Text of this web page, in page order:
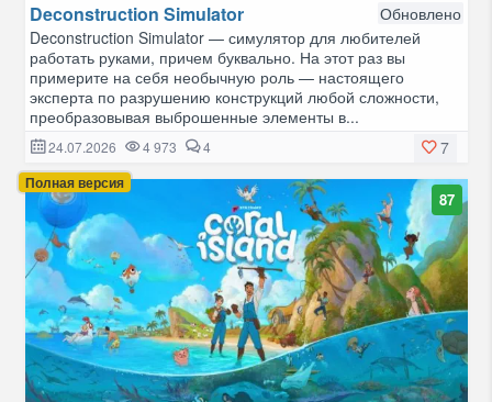
Deconstruction Simulator
Обновлено
Deconstruction Simulator — симулятор для любителей
работать руками, причем буквально. На этот раз вы
примерите на себя необычную роль — настоящего
эксперта по разрушению конструкций любой сложности,
преобразовывая выброшенные элементы в...
7
24.07.2026 4 973 4
Полная версия
87